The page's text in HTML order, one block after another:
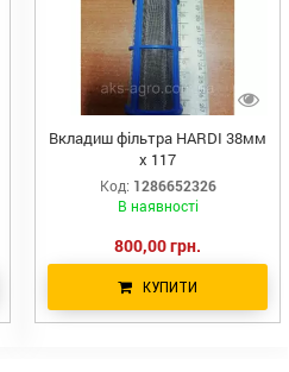
Вкладиш фільтра HARDI 38мм
х 117
Код: 1286652326
В наявності
800,00 грн.
КУПИТИ